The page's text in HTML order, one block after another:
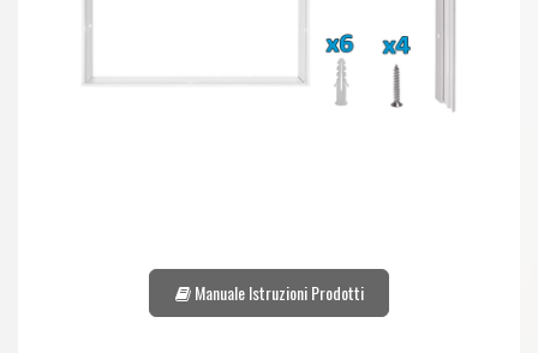
Manuale Istruzioni Prodotti